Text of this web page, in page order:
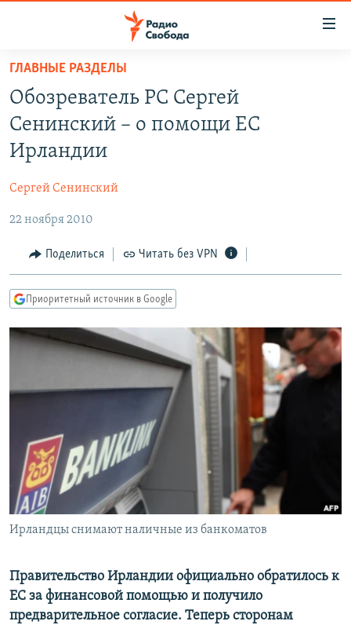
упрощенного
доступа
Вернуться
основному
Вернутся
навигации
Вернутся
поиску
ПРОГРАММЫ
ПОДКАСТЫ
АВТОРСКИЕ ПРОЕКТЫ
МНЕНИЯ
КУЛЬТУРА
IDEL.РЕАЛИИ
СЕВЕР.РЕАЛИИ
СИБИРЬ.РЕАЛИИ
РАСПИСАНИЕ ВЕЩАНИЯ
ПОДПИШИТЕСЬ НА РАССЫЛКУ
СОЦИАЛЬНЫЕ СЕТИ
ГЛАВНЫЕ РАЗДЕЛЫ
Обозреватель РС Сергей
Сенинский – о помощи ЕС
Ирландии
Сергей Сенинский
22 ноября 2010
Поделиться Читать без VPN
Приоритетный источник в Google
Ирландцы снимают наличные из банкоматов
Правительство Ирландии официально обратилось к
ЕС за финансовой помощью и получило
предварительное согласие. Теперь сторонам